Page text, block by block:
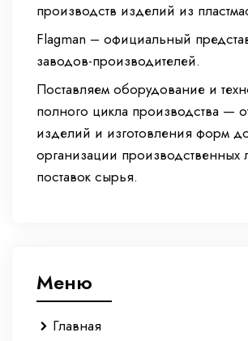
производств изделий из
Flagman – официальный
заводов-производителей.
Поставляем оборудование и
полного цикла производства —
изделий и изготовления форм
организации производственных
поставок сырья.
Меню
Главная